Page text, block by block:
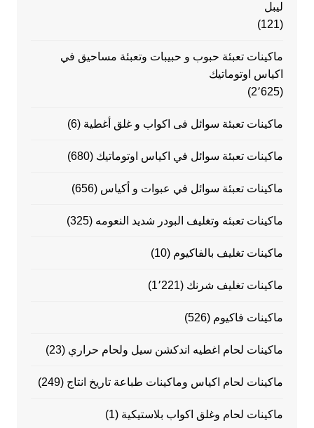
ليبل
(121)
ماكينات تعبئة حبوب و حبيبات وتعبئة مساحيق في
اكياس اوتوماتيك
(2٬625)
ماكينات تعبئة سوائل فى اكواب و غلق أغطية (6)
ماكينات تعبئة سوائل في اكياس اوتوماتيك (680)
ماكينات تعبئة سوائل في عبوات و أكياس (656)
ماكينات تعبئه وتغليف البودر شديد النعومه (325)
ماكينات تغليف بالفاكيوم (10)
ماكينات تغليف شرنك (1٬221)
ماكينات فاكيوم (526)
ماكينات لحام اغطيه اندكشن سيل ولحام حراري (23)
ماكينات لحام اكياس وماكينات طباعة تاريخ انتاج (249)
ماكينات لحام وغلق اكواب بلاستيكية (1)